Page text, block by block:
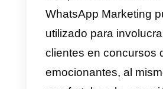
a los interesados
mejores
través de
fotografías,